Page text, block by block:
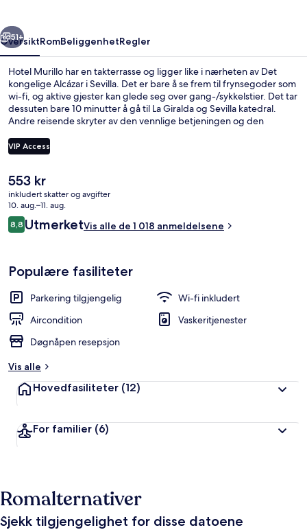
Neste
51+
OversiktRomBeliggenhetRegler
Hotel Murillo har en takterrasse og ligger like i nærheten av Det
kongelige Alcázar i Sevilla. Det er bare å se frem til frynsegoder som
wi-fi, og aktive gjester kan glede seg over gang-/sykkelstier. Det tar
dessuten bare 10 minutter å gå til La Giralda og Sevilla katedral.
Andre reisende skryter av den vennlige betjeningen og den
minutter å gå til Archivo de Indias trikkeholdeplass og 10 minutter å
gå til Plaza Nueva trikkeholdeplass.
VIP Access
Den
nåværende
prisen
er
553 kr
553 kr
inkludert skatter og avgifter
10. aug.–11. aug.
Anmeldelser
8,88,8 av 10 –
UtmerketVis alle de 1 018 anmeldelsene
Populære fasiliteter
Parkering tilgjengelig
Wi-fi inkludert
Aircondition
Vaskeritjenester
Døgnåpen resepsjon
Vis alle
Hovedfasiliteter (12)
For familier (6)
Romalternativer
Sjekk tilgjengelighet for disse datoene